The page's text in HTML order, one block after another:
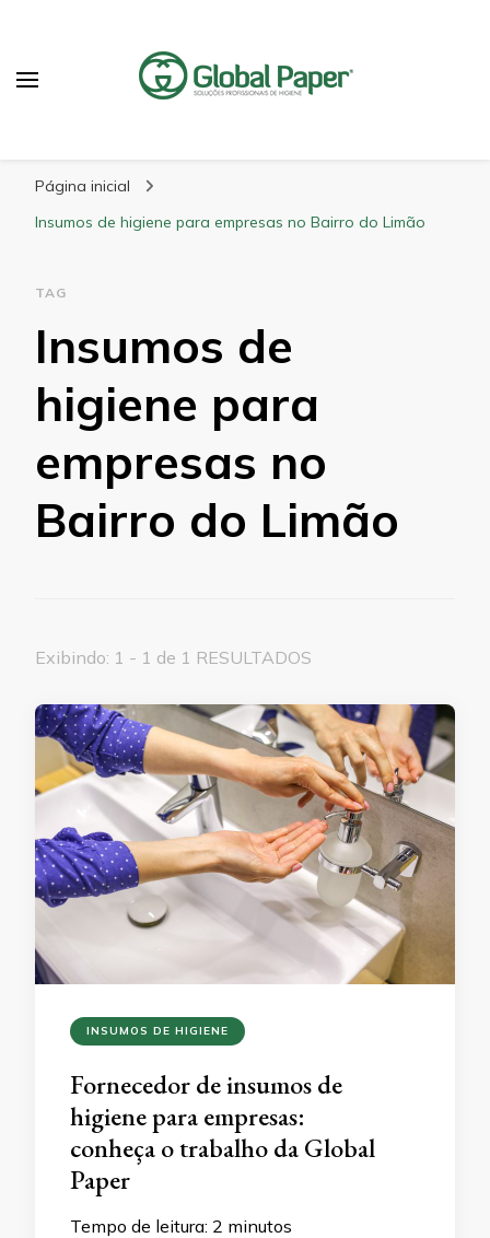
Página inicial
Insumos de higiene para empresas no Bairro do Limão
TAG
Insumos de
higiene para
empresas no
Bairro do Limão
Exibindo: 1 - 1 de 1 RESULTADOS
INSUMOS DE HIGIENE
Fornecedor de insumos de
higiene para empresas:
conheça o trabalho da Global
Paper
Tempo de leitura: 2 minutos